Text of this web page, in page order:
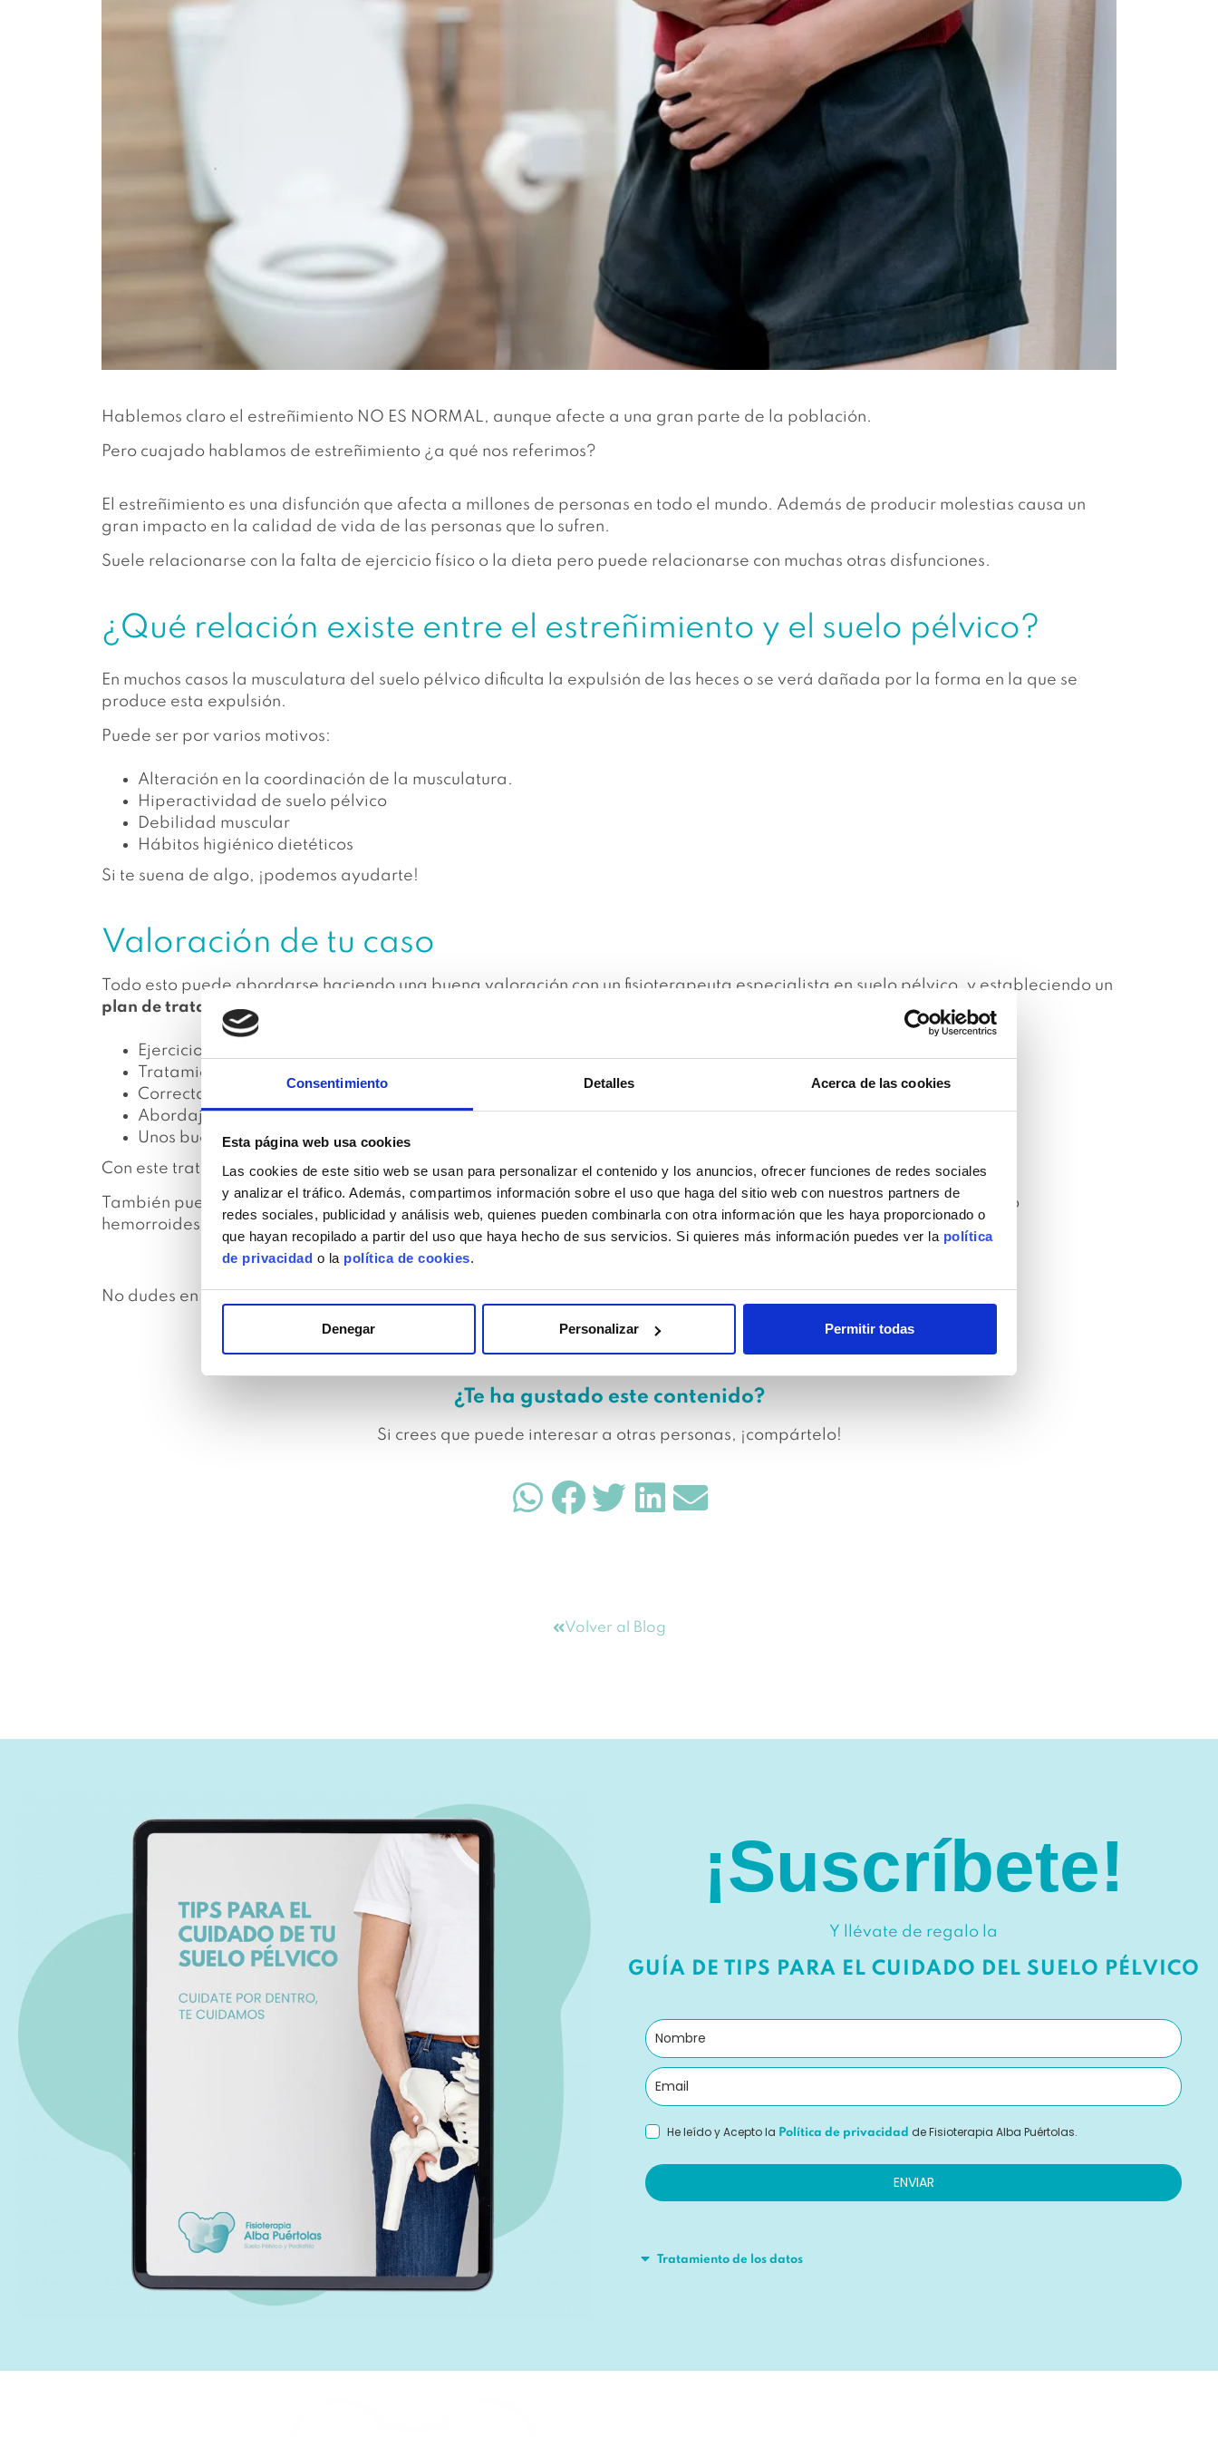
Consentimiento Detalles Acerca de las cookies
Esta página web usa cookies
Las cookies de este sitio web se usan para personalizar el contenido y los anuncios, ofrecer funciones de redes sociales
y analizar el tráfico. Además, compartimos información sobre el uso que haga del sitio web con nuestros partners de
redes sociales, publicidad y análisis web, quienes pueden combinarla con otra información que les haya proporcionado o
que hayan recopilado a partir del uso que haya hecho de sus servicios. Si quieres más información puedes ver la política
de privacidad o la política de cookies.
Denegar Personalizar Permitir todas
Hablemos claro el estreñimiento NO ES NORMAL, aunque afecte a una gran parte de la población.
Pero cuajado hablamos de estreñimiento ¿a qué nos referimos?
El estreñimiento es una disfunción que afecta a millones de personas en todo el mundo. Además de producir molestias causa un
gran impacto en la calidad de vida de las personas que lo sufren.
Suele relacionarse con la falta de ejercicio físico o la dieta pero puede relacionarse con muchas otras disfunciones.
¿Qué relación existe entre el estreñimiento y el suelo pélvico?
En muchos casos la musculatura del suelo pélvico dificulta la expulsión de las heces o se verá dañada por la forma en la que se
produce esta expulsión.
Puede ser por varios motivos:
Alteración en la coordinación de la musculatura.
Hiperactividad de suelo pélvico
Debilidad muscular
Hábitos higiénico dietéticos
Si te suena de algo, ¡podemos ayudarte!
Valoración de tu caso
Todo esto puede abordarse haciendo una buena valoración con un fisioterapeuta especialista en suelo pélvico, y estableciendo un
plan de tratamiento individualizado
Ejercicios para fortalecer, relajar o mejorar la propiocepción de suelo pélvico.
Tratamiento guiado con ecógrafo o biofeedback.
Correcta hidratación y alimentación.
Abordaje con terapia manual.
Unos buenos hábitos higiénicos dietéticos.
Con este tratamiento no solo mejora la función intestinal o digestiva, también mejora la calidad de vida.
También puede resultar muy útil para prevenir otras patologías asociadas en un futuro, como por ejemplo prolapsos o
hemorroides (entre muchos otros).
No dudes en consultar si es tu caso y sobre todo no normalices tu situación, ¡Podemos ayudarte!
¿Te ha gustado este contenido?
Si crees que puede interesar a otras personas, ¡compártelo!
Volver al Blog
¡Suscríbete!
Y llévate de regalo la
GUÍA DE TIPS PARA EL CUIDADO DEL SUELO PÉLVICO
He leído y Acepto la Política de privacidad de Fisioterapia Alba Puértolas.
ENVIAR
Tratamiento de los datos